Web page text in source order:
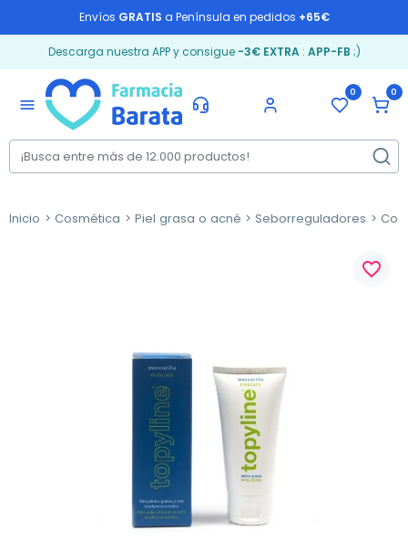
Envíos GRATIS a Península en pedidos +65€
Descarga nuestra APP y consigue -3€ EXTRA: APP-FB ;)
menu
0 0
Inicio Cosmética Piel grasa o acné Seborreguladores
favorite_border